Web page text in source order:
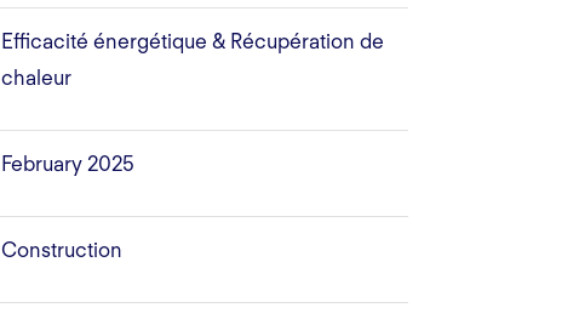
Efficacité énergétique & Récupération de
chaleur
February 2025
Construction